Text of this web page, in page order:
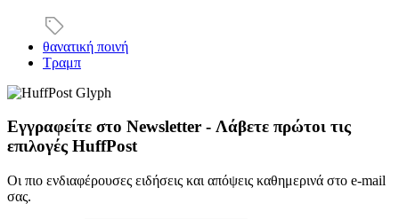
θανατική ποινή
Τραμπ
Εγγραφείτε στο Newsletter - Λάβετε πρώτοι τις
επιλογές HuffPost
Οι πιο ενδιαφέρουσες ειδήσεις και απόψεις καθημερινά στο e-mail
σας.